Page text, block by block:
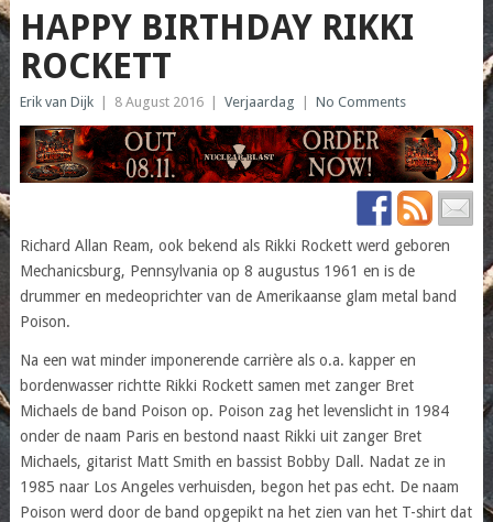
HAPPY BIRTHDAY RIKKI
ROCKETT
Erik van Dijk 8 August 2016 Verjaardag No Comments
Richard Allan Ream, ook bekend als Rikki Rockett werd geboren
Mechanicsburg, Pennsylvania op 8 augustus 1961 en is de
drummer en medeoprichter van de Amerikaanse glam metal band
Poison.
Na een wat minder imponerende carrière als o.a. kapper en
bordenwasser richtte Rikki Rockett samen met zanger Bret
Michaels de band Poison op. Poison zag het levenslicht in 1984
onder de naam Paris en bestond naast Rikki uit zanger Bret
Michaels, gitarist Matt Smith en bassist Bobby Dall. Nadat ze in
1985 naar Los Angeles verhuisden, begon het pas echt. De naam
Poison werd door de band opgepikt na het zien van het T-shirt dat